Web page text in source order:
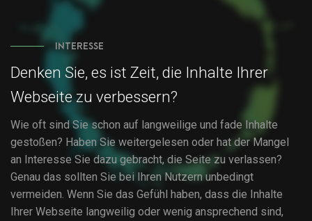
INTERESSE
Denken Sie, es ist Zeit, die Inhalte Ihrer
Webseite zu verbessern?
Wie oft sind Sie schon auf langweilige und fade Inhalte
gestoßen? Haben Sie weitergelesen oder hat der Mangel
an Interesse Sie dazu gebracht, die Seite zu verlassen?
Genau das sollten Sie bei Ihren Nutzern unbedingt
vermeiden. Wenn Sie das Gefühl haben, dass die Inhalte
Ihrer Webseite langweilig oder wenig ansprechend sind,